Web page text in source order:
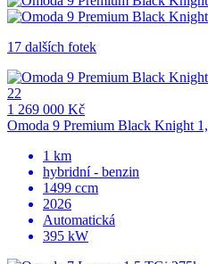
17 dalších fotek
22
1 269 000 Kč
Omoda 9 Premium Black Knight
1 km
hybridní - benzin
1499 ccm
2026
Automatická
395 kW